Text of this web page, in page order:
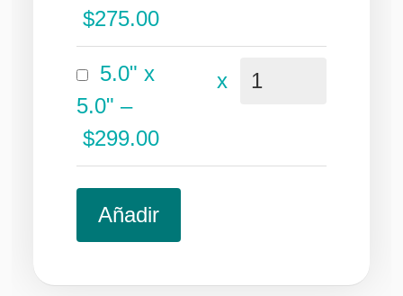
$275.00
5.0" x
5.0" –
$299.00
x
Añadir